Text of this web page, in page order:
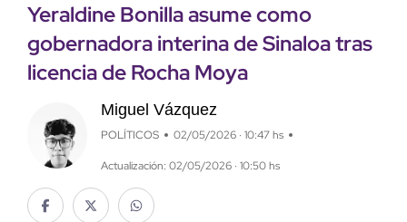
Yeraldine Bonilla asume como
gobernadora interina de Sinaloa tras
licencia de Rocha Moya
Miguel Vázquez
POLÍTICOS 02/05/2026 · 10:47 hs
Actualización: 02/05/2026 · 10:50 hs